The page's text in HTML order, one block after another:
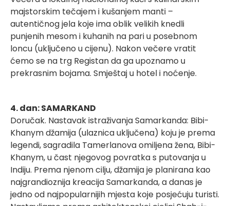
majstorskim tečajem i kušanjem manti –
autentičnog jela koje ima oblik velikih knedli
punjenih mesom i kuhanih na pari u posebnom
loncu (uključeno u cijenu). Nakon večere vratit
ćemo se na trg Registan da ga upoznamo u
prekrasnim bojama. Smještaj u hotel i noćenje.
4. dan: SAMARKAND
Doručak. Nastavak istraživanja Samarkanda: Bibi-
Khanym džamija (ulaznica uključena) koju je prema
legendi, sagradila Tamerlanova omiljena žena, Bibi-
Khanym, u čast njegovog povratka s putovanja u
Indiju. Prema njenom cilju, džamija je planirana kao
najgrandioznija kreacija Samarkanda, a danas je
jedno od najpopularnijih mjesta koje posjećuju turisti.